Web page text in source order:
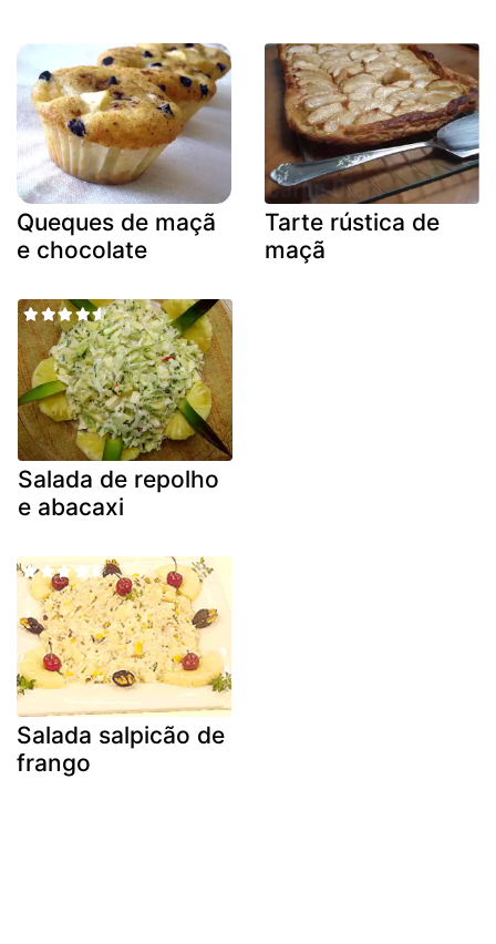
Queques de maçã
e chocolate
Tarte rústica de
maçã
Salada de repolho
e abacaxi
Salada salpicão de
frango